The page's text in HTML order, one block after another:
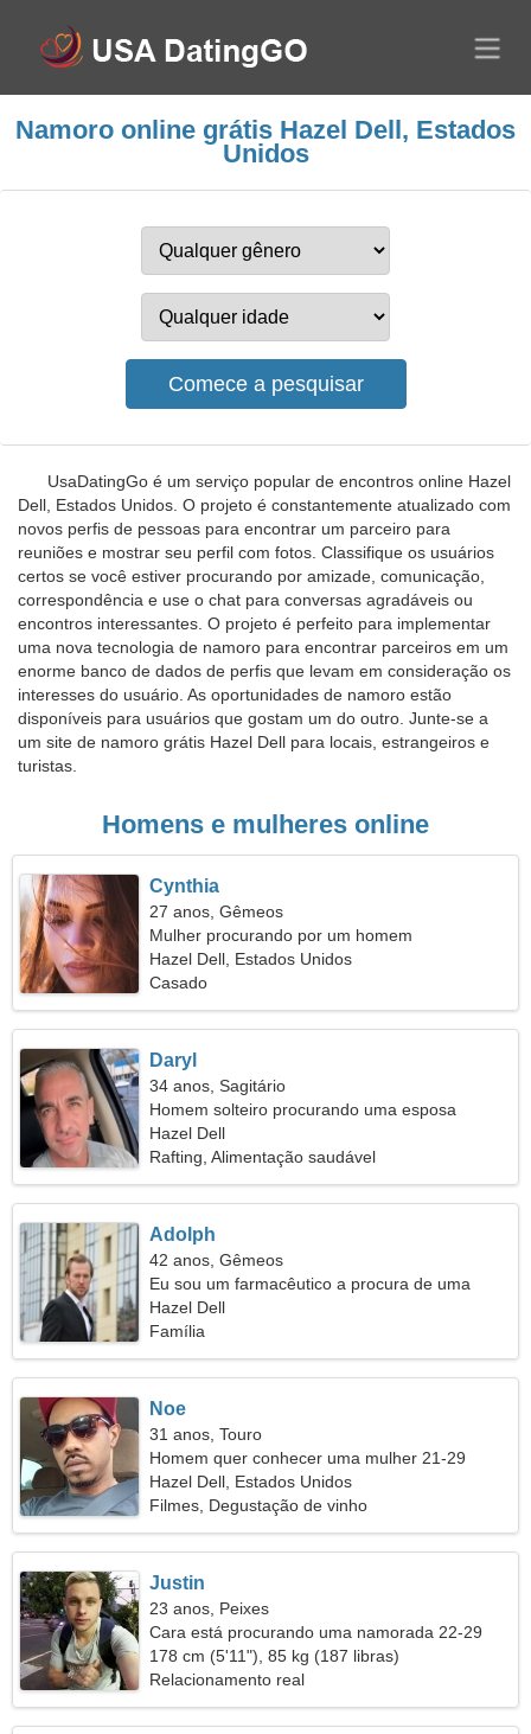
Namoro online grátis Hazel Dell, Estados
Unidos
UsaDatingGo é um serviço popular de encontros online Hazel
Dell, Estados Unidos. O projeto é constantemente atualizado com
novos perfis de pessoas para encontrar um parceiro para
reuniões e mostrar seu perfil com fotos. Classifique os usuários
certos se você estiver procurando por amizade, comunicação,
correspondência e use o chat para conversas agradáveis ou
encontros interessantes. O projeto é perfeito para implementar
uma nova tecnologia de namoro para encontrar parceiros em um
enorme banco de dados de perfis que levam em consideração os
interesses do usuário. As oportunidades de namoro estão
disponíveis para usuários que gostam um do outro. Junte-se a
um site de namoro grátis Hazel Dell para locais, estrangeiros e
turistas.
Homens e mulheres online
Cynthia
27 anos, Gêmeos
Mulher procurando por um homem
Hazel Dell, Estados Unidos
Casado
Daryl
34 anos, Sagitário
Homem solteiro procurando uma esposa
Hazel Dell
Rafting, Alimentação saudável
Adolph
42 anos, Gêmeos
Eu sou um farmacêutico a procura de uma
mulher legal
Hazel Dell
Família
Noe
31 anos, Touro
Homem quer conhecer uma mulher 21-29
Hazel Dell, Estados Unidos
Filmes, Degustação de vinho
Justin
23 anos, Peixes
Cara está procurando uma namorada 22-29
178 cm (5'11"), 85 kg (187 libras)
Relacionamento real